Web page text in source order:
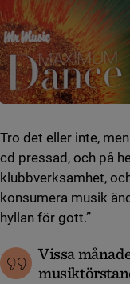
Tro det eller inte,
cd pressad, och på
klubbverksamhet,
konsumera musik
hyllan för gott.”
Vissa